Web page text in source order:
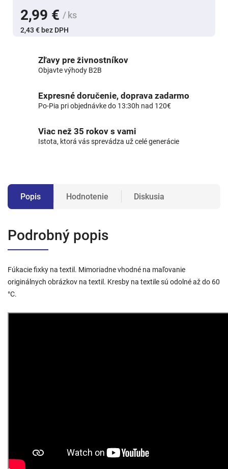
2,99 € / ks
2,43 € bez DPH
Zľavy pre živnostníkov
Objavte výhody B2B
Expresné doručenie, doprava zadarmo
Po-Pia pri objednávke do 13:30h nad 120€
Viac než 35 rokov s vami
Istota, ktorá vás sprevádza už celé generácie
Popis Hodnotenie Diskusia
Podrobný popis
Fúkacie fixky na textil. Mimoriadne vhodné na maľovanie
originálnych obrázkov na textil. Kresby na textile sú odolné až do 60
°C.